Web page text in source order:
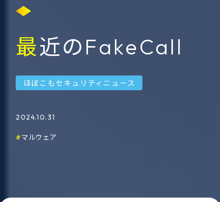
最近のFakeCall
ほぼこもセキュリティニュース
2024.10.31
マルウェア